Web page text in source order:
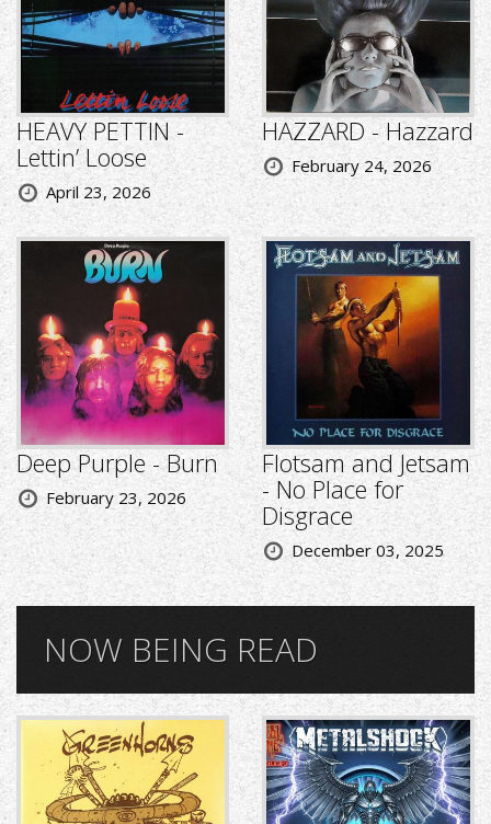
HEAVY PETTIN -
Lettin’ Loose
April 23, 2026
HAZZARD - Hazzard
February 24, 2026
Deep Purple - Burn
February 23, 2026
Flotsam and Jetsam
- No Place for
Disgrace
December 03, 2025
NOW BEING READ